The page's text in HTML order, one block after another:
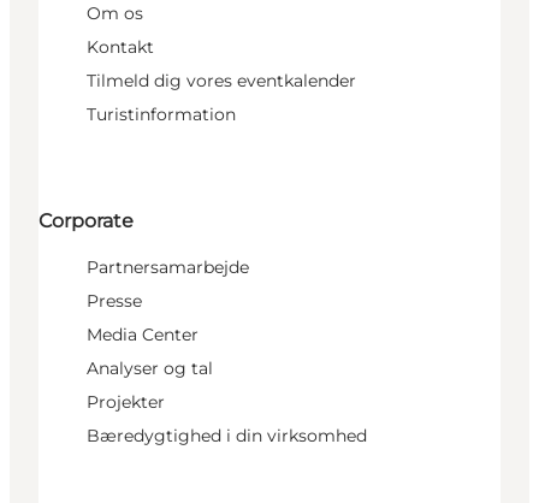
Om os
Kontakt
Tilmeld dig vores eventkalender
Turistinformation
Corporate
Partnersamarbejde
Presse
Media Center
Analyser og tal
Projekter
Bæredygtighed i din virksomhed